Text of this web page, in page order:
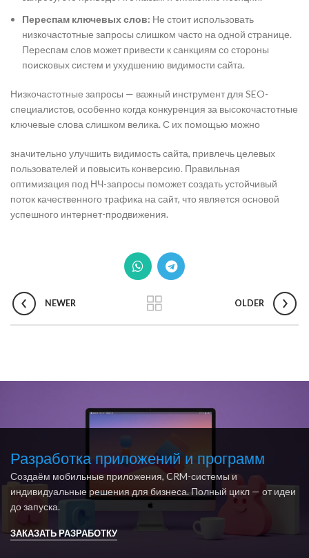
Переспам ключевых слов: Не стоит использовать
низкочастотные запросы слишком часто на одной странице.
Переспам слов может привести к санкциям со стороны
поисковых систем и ухудшению видимости сайта.
Низкочастотные запросы — важный инструмент для SEO-
специалистов, особенно когда конкуренция за высокочастотные
ключевые слова слишком велика. С их помощью можно
значительно улучшить видимость сайта, привлечь целевых
пользователей и повысить конверсию. Правильная
оптимизация под НЧ-запросы поможет создать устойчивый
поток качественного трафика на сайт, что является основой
успешного интернет-продвижения.
NEWER OLDER
Разработка приложений и программ
Создаём мобильные приложения, CRM-системы и
индивидуальные решения для бизнеса. Полный цикл — от идеи
до запуска.
ЗАКАЗАТЬ РАЗРАБОТКУ